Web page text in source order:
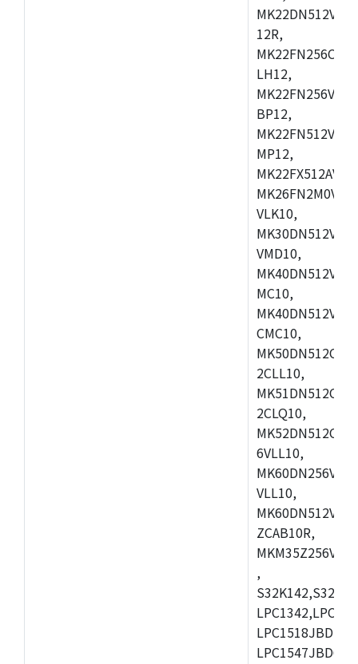
12R,
LH12,
BP12,
MP12,
VLK10,
VMD10,
MC10,
CMC10,
2CLL10,
2CLQ10,
6VLL10,
VLL10,
ZCAB10R,
,